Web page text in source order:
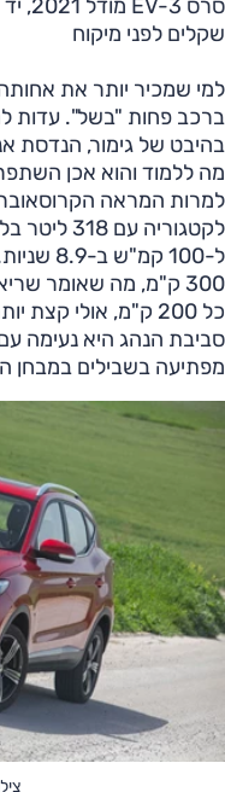
שקלים לפני מיקוח
ברכב פחות "בשל". עדות
בהיבט של גימור, הנדסת
למרות המראה
ל-100
300 ק"מ, מה שאומר
כל 200 ק"מ, אולי
סביבת הנהג היא נעימה
מפתיעה בשבילים במבחן